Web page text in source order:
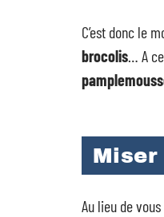
C’est donc le
brocolis… A
Miser
Au lieu de